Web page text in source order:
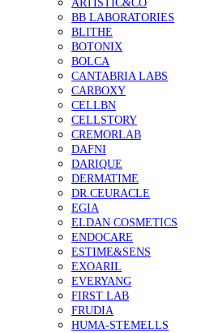
ARTISTIC&CO
BB LABORATORIES
BLITHE
BOTONIX
BOLCA
CANTABRIA LABS
CARBOXY
CELLBN
CELLSTORY
CREMORLAB
DAFNI
DARIQUE
DERMATIME
DR.CEURACLE
EGIA
ELDAN COSMETICS
ENDOCARE
ESTIME&SENS
EXOARIL
EVERYANG
FIRST LAB
FRUDIA
HUMA-STEMELLS